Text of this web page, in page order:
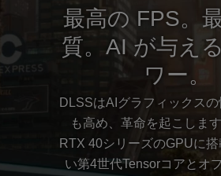
最高の FPS。
質。AI が与え
ワー。
DLSSはAIグラフィックス
も高め、革命を起こしま
RTX 40シリーズのGPUに
い第4世代Tensorコアとオ